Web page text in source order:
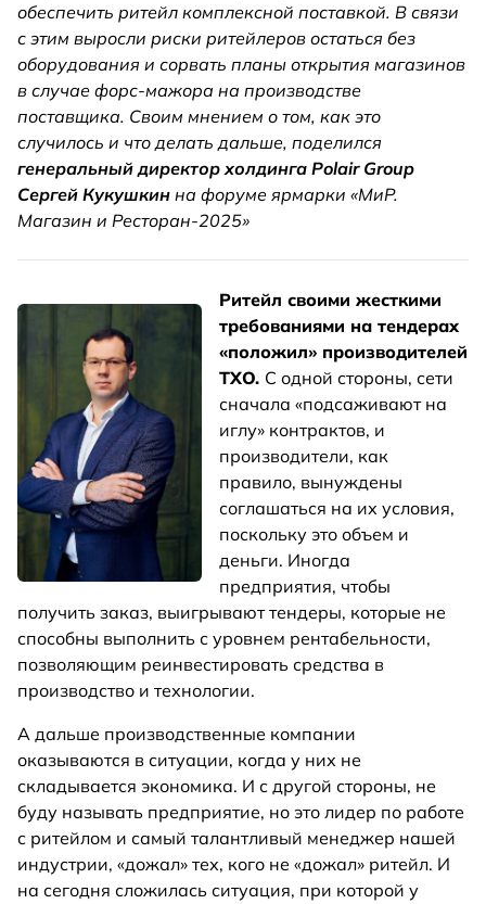
обеспечить ритейл комплексной поставкой. В связи
с этим выросли риски ритейлеров остаться без
оборудования и сорвать планы открытия магазинов
в случае форс-мажора на производстве
поставщика. Своим мнением о том, как это
случилось и что делать дальше, поделился
генеральный директор холдинга Polair Group
Сергей Кукушкин на форуме ярмарки «МиР.
Магазин и Ресторан-2025»
Ритейл своими жесткими
требованиями на тендерах
«положил» производителей
ТХО. С одной стороны, сети
сначала «подсаживают на
иглу» контрактов, и
производители, как
правило, вынуждены
соглашаться на их условия,
поскольку это объем и
деньги. Иногда
предприятия, чтобы
получить заказ, выигрывают тендеры, которые не
способны выполнить с уровнем рентабельности,
позволяющим реинвестировать средства в
производство и технологии.
А дальше производственные компании
оказываются в ситуации, когда у них не
складывается экономика. И с другой стороны, не
буду называть предприятие, но это лидер по работе
с ритейлом и самый талантливый менеджер нашей
индустрии, «дожал» тех, кого не «дожал» ритейл. И
на сегодня сложилась ситуация, при которой у